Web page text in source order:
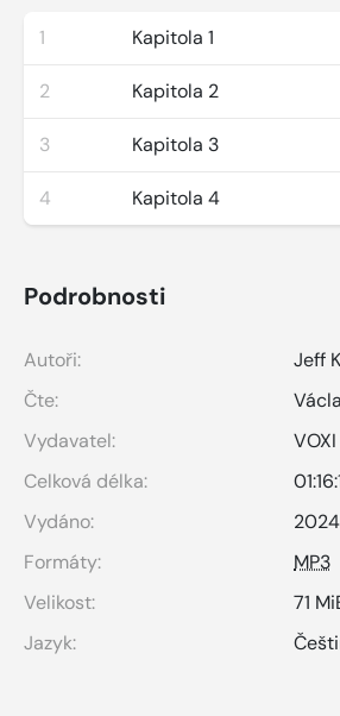
1 Kapitola 1
2 Kapitola 2
3 Kapitola 3
4 Kapitola 4
Podrobnosti
Autoři:
Jeff
Čte:
Vydavatel:
VOXI
Celková délka:
Vydáno:
2024
Formáty:
MP3
Velikost:
71
Jazyk: